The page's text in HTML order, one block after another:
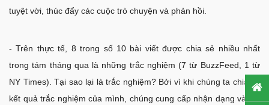
tuyệt vời, thúc đẩy các cuộc trò chuyện và phản hồi.
- Trên thực tế, 8 trong số 10 bài viết được chia sẻ nhiều nhất
trong tám tháng qua là những trắc nghiệm (7 từ BuzzFeed, 1 từ
NY Times). Tại sao lại là trắc nghiệm? Bởi vì khi chúng ta chia sẻ
kết quả trắc nghiệm của mình, chúng cung cấp nhận dạng và cái